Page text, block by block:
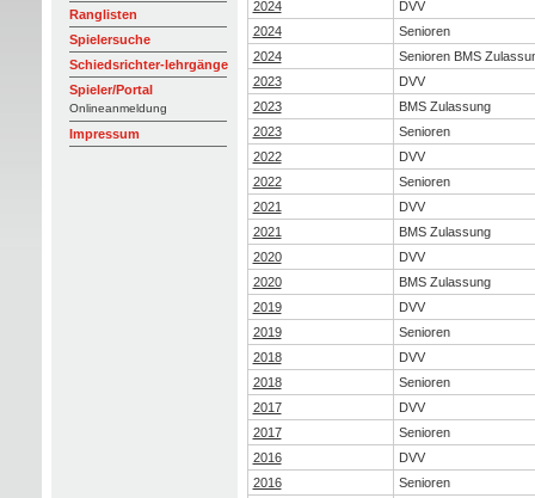
Ranglisten
Spielersuche
Schiedsrichter-lehrgänge
Spieler/Portal
Onlineanmeldung
Impressum
2024
DVV
2024
Senioren
2024
Senioren BMS
2023
DVV
2023
BMS Zulassung
2023
Senioren
2022
DVV
2022
Senioren
2021
DVV
2021
BMS Zulassung
2020
DVV
2020
BMS Zulassung
2019
DVV
2019
Senioren
2018
DVV
2018
Senioren
2017
DVV
2017
Senioren
2016
DVV
2016
Senioren